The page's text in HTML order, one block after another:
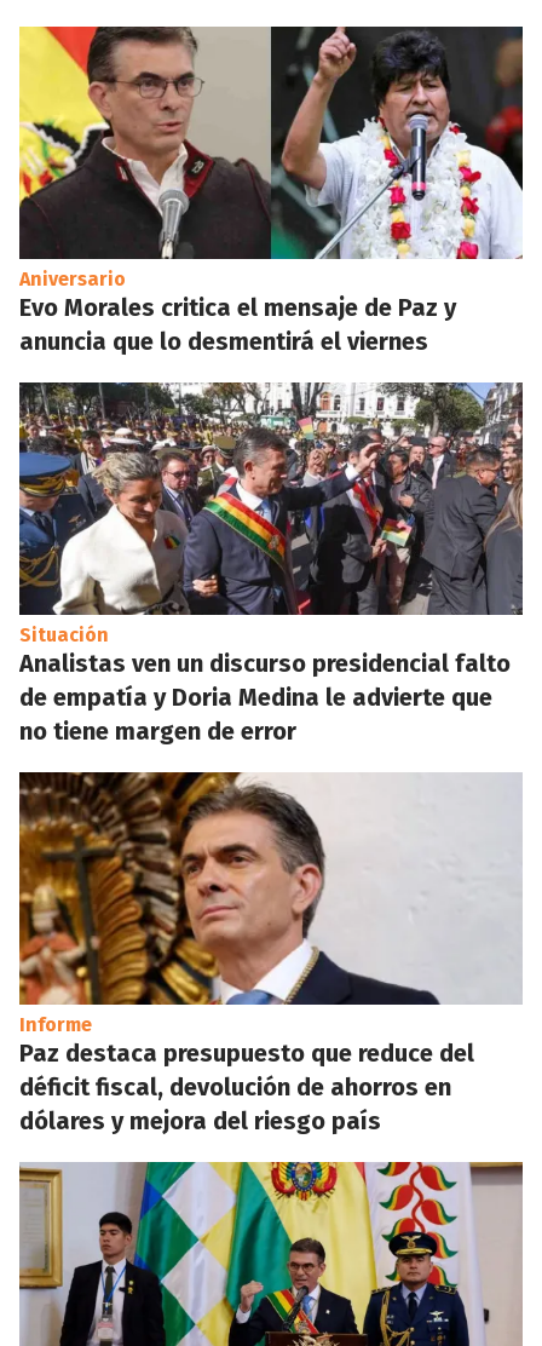
Aniversario
Evo Morales critica el mensaje de Paz y
anuncia que lo desmentirá el viernes
Situación
Analistas ven un discurso presidencial falto
de empatía y Doria Medina le advierte que
no tiene margen de error
Informe
Paz destaca presupuesto que reduce del
déficit fiscal, devolución de ahorros en
dólares y mejora del riesgo país